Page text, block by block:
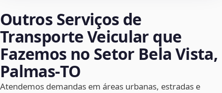
Outros Serviços de
Transporte Veicular que
Fazemos no Setor Bela Vista,
Palmas‑TO
Atendemos demandas em áreas urbanas, estradas e